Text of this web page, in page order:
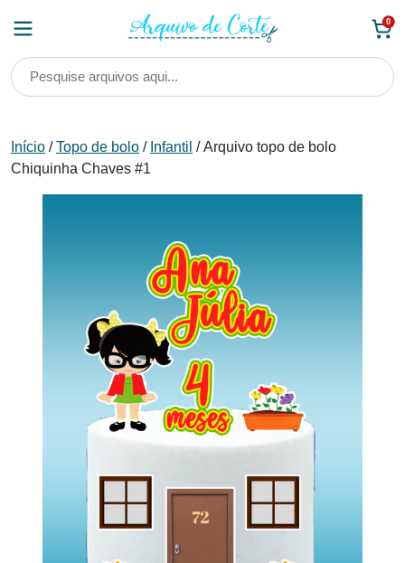
0
Início /Topo de bolo / Infantil / Arquivo topo de bolo
Chiquinha Chaves #1